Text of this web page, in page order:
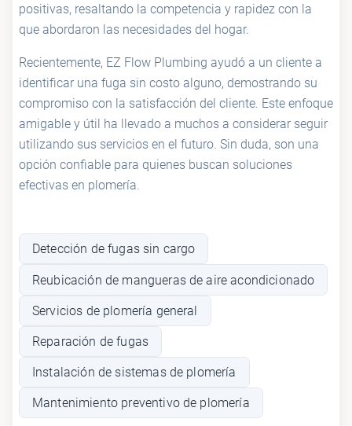
positivas, resaltando la competencia y rapidez con la
que abordaron las necesidades del hogar.
Recientemente, EZ Flow Plumbing ayudó a un cliente a
identificar una fuga sin costo alguno, demostrando su
compromiso con la satisfacción del cliente. Este enfoque
amigable y útil ha llevado a muchos a considerar seguir
utilizando sus servicios en el futuro. Sin duda, son una
opción confiable para quienes buscan soluciones
efectivas en plomería.
Detección de fugas sin cargo
Reubicación de mangueras de aire acondicionado
Servicios de plomería general
Reparación de fugas
Instalación de sistemas de plomería
Mantenimiento preventivo de plomería